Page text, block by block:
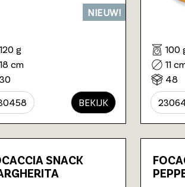
NIEUW!
120 g
18 cm
30
BEKIJK
100
11
48
SNACK